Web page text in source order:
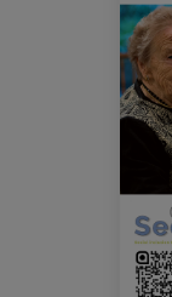
Canal de denuncias